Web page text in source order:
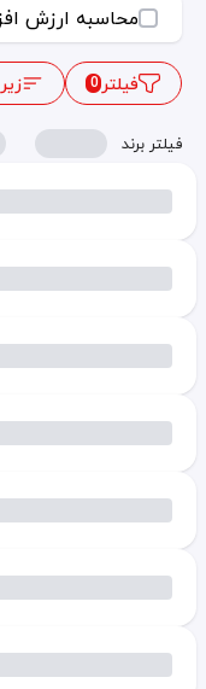
محاسبه ارزش
فیلتر0
فیلتر برند